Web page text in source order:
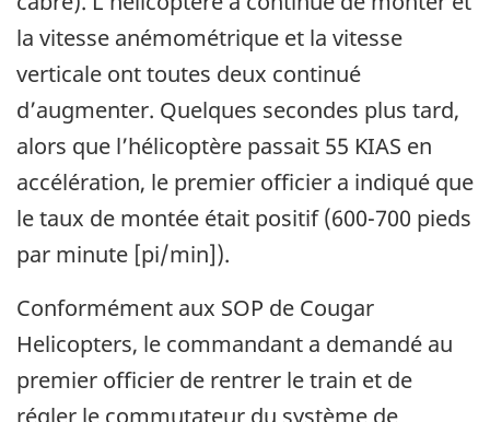
la vitesse anémométrique et la vitesse
verticale ont toutes deux continué
d’augmenter. Quelques secondes plus tard,
alors que l’hélicoptère passait 55 KIAS en
accélération, le premier officier a indiqué que
le taux de montée était positif (600-700 pieds
par minute [pi/min]).
Conformément aux SOP de Cougar
Helicopters, le commandant a demandé au
premier officier de rentrer le train et de
régler le commutateur du système de